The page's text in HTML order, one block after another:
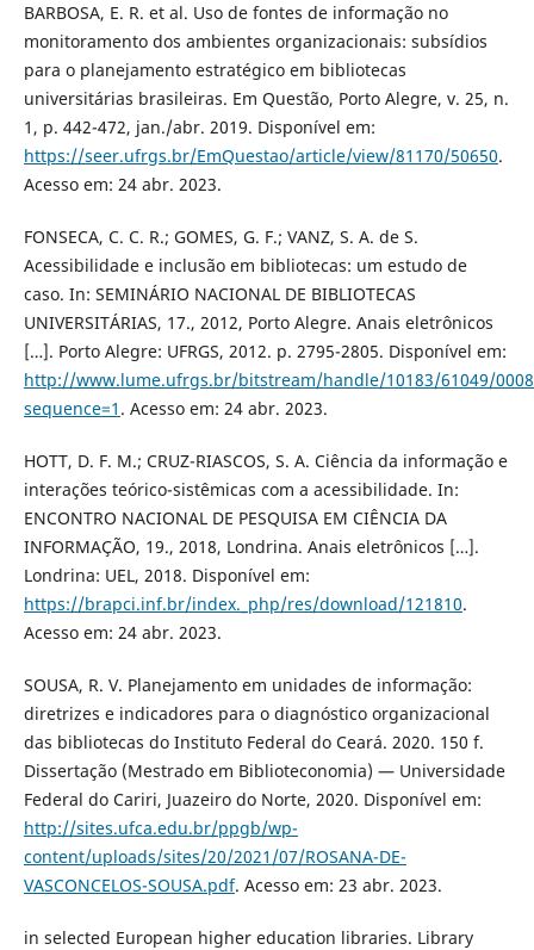
BARBOSA, E. R. et al. Uso de fontes de informação no
monitoramento dos ambientes organizacionais: subsídios
para o planejamento estratégico em bibliotecas
universitárias brasileiras. Em Questão, Porto Alegre, v. 25, n.
1, p. 442-472, jan./abr. 2019. Disponível em:
https://seer.ufrgs.br/EmQuestao/article/view/81170/50650.
Acesso em: 24 abr. 2023.
FONSECA, C. C. R.; GOMES, G. F.; VANZ, S. A. de S.
Acessibilidade e inclusão em bibliotecas: um estudo de
caso. In: SEMINÁRIO NACIONAL DE BIBLIOTECAS
UNIVERSITÁRIAS, 17., 2012, Porto Alegre. Anais eletrônicos
[…]. Porto Alegre: UFRGS, 2012. p. 2795-2805. Disponível em:
http://www.lume.ufrgs.br/bitstream/handle/10183/61049/
sequence=1 . Acesso em: 24 abr. 2023.
HOTT, D. F. M.; CRUZ-RIASCOS, S. A. Ciência da informação e
interações teórico-sistêmicas com a acessibilidade. In:
ENCONTRO NACIONAL DE PESQUISA EM CIÊNCIA DA
INFORMAÇÃO, 19., 2018, Londrina. Anais eletrônicos […].
Londrina: UEL, 2018. Disponível em:
https://brapci.inf.br/index._php/res/download/121810.
Acesso em: 24 abr. 2023.
SOUSA, R. V. Planejamento em unidades de informação:
diretrizes e indicadores para o diagnóstico organizacional
das bibliotecas do Instituto Federal do Ceará. 2020. 150 f.
Dissertação (Mestrado em Biblioteconomia) — Universidade
Federal do Cariri, Juazeiro do Norte, 2020. Disponível em:
http://sites.ufca.edu.br/ppgb/wp-
content/uploads/sites/20/2021/07/ROSANA-DE-
VASCONCELOS-SOUSA.pdf. Acesso em: 23 abr. 2023.
in selected European higher education libraries. Library